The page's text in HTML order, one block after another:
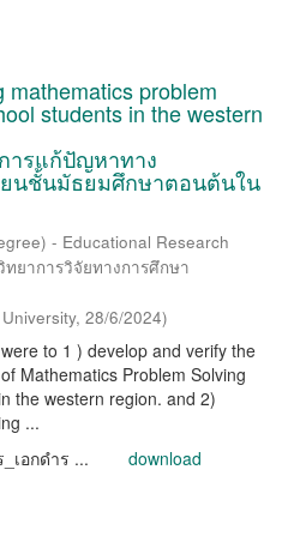
problem
students in the western
ารแก้ปัญหาทาง
นชั้นมัธยมศึกษาตอนต้นใน
- Educational Research
ยาการวิจัยทางการศึกษา
, 28/6/2024)
to 1 ) develop and verify the
Mathematics Problem Solving
the western region. and 2)
...
เอกดำร ... download